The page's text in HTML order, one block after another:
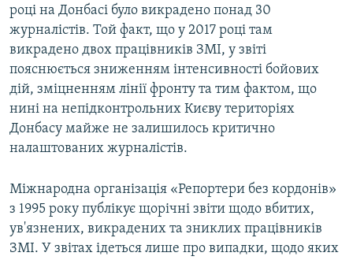
році на Донбасі було викрадено понад 30
журналістів. Той факт, що у 2017 році там
викрадено двох працівників ЗМІ, у звіті
пояснюється зниженням інтенсивності бойових
дій, зміцненням лінії фронту та тим фактом, що
нині на непідконтрольних Києву територіях
Донбасу майже не залишилось критично
налаштованих журналістів.
Міжнародна організація «Репортери без кордонів»
з 1995 року публікує щорічні звіти щодо вбитих,
ув'язнених, викрадених та зниклих працівників
ЗМІ. У звітах ідеться лише про випадки, щодо яких